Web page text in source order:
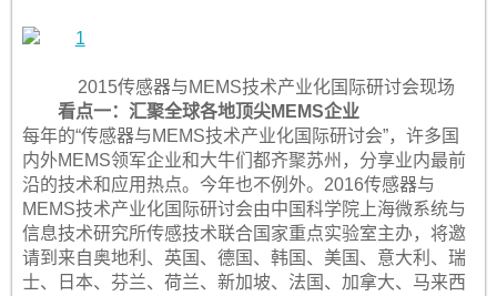
2015传感器与MEMS技术产业化国际研讨会现场
看点一：汇聚全球各地顶尖MEMS企业
每年的“传感器与MEMS技术产业化国际研讨会”，许多国
内外MEMS领军企业和大牛们都齐聚苏州，分享业内最前
沿的技术和应用热点。今年也不例外。2016传感器与
MEMS技术产业化国际研讨会由中国科学院上海微系统与
信息技术研究所传感技术联合国家重点实验室主办，将邀
请到来自奥地利、英国、德国、韩国、美国、意大利、瑞
士、日本、芬兰、荷兰、新加坡、法国、加拿大、马来西